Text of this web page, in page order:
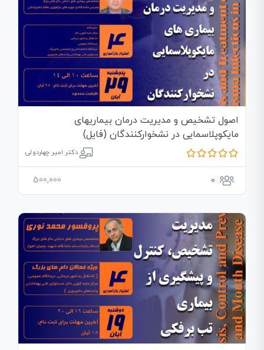
اصول تشخیص و مدیریت درمان بیماریهای
مایکوپلاسمایی در نشخوارکنندگان (فایل)
دکتر امیر چهاردولی
0
500,000